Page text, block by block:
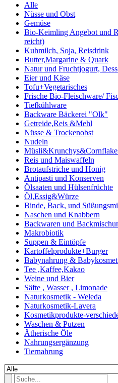
Alle
Nüsse und Obst
Gemüse
Bio-Keimling Angebot und
reicht)
Kuhmilch, Soja, Reisdrink
Butter,Margarine & Quark
Natur und Fruchtjogurt,
Eier und Käse
Tofu+Vegetarisches
Frische Bio-Fleischware/
Tiefkühlware
Backware Bäckerei "Olk"
Getreide,Reis &Mehl
Nüsse & Trockenobst
Nudeln
Reis und Maiswaffeln
Brotaufstriche und Honig
Antipasti und Konserven
Ölsaaten und Hülsenfrüchte
Öl,Essig&Würze
Binde, Back, und
Naschen und Knabbern
Backwaren und
Makrobiotik
Suppen & Eintöpfe
Kartoffelprodukte+Burger
Babynahrung &
Tee ,Kaffee,Kakao
Weine und Bier
Säfte , Wasser , Limonade
Naturkosmetik - Weleda
Naturkosmetik-Lavera
Kosmetikprodukte-
Waschen & Putzen
Ätherische Öle
Nahrungsergänzung
Tiernahrung